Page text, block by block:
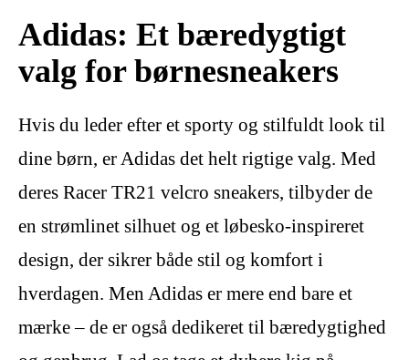
Adidas: Et bæredygtigt
valg for børnesneakers
Hvis du leder efter et sporty og stilfuldt look til
dine børn, er Adidas det helt rigtige valg. Med
deres Racer TR21 velcro sneakers, tilbyder de
en strømlinet silhuet og et løbesko-inspireret
design, der sikrer både stil og komfort i
hverdagen. Men Adidas er mere end bare et
mærke – de er også dedikeret til bæredygtighed